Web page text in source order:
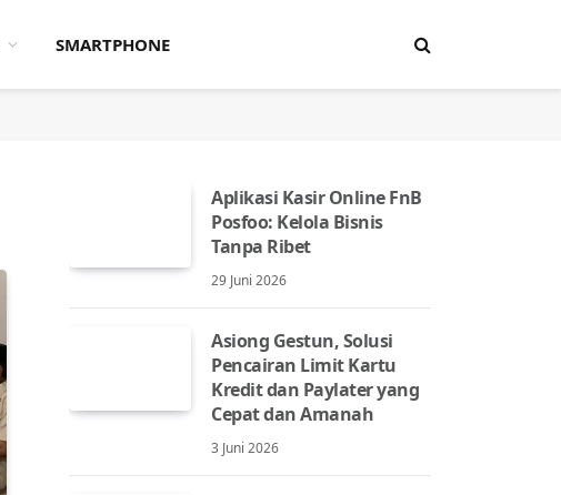
SMARTPHONE
Aplikasi Kasir Online FnB
Posfoo: Kelola Bisnis
Tanpa Ribet
29 Juni 2026
Asiong Gestun, Solusi
Pencairan Limit Kartu
Kredit dan Paylater yang
Cepat dan Amanah
3 Juni 2026